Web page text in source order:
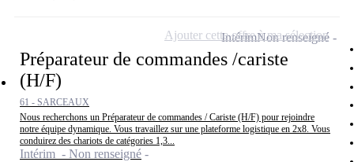
Préparateur de commandes /cariste
(H/F)
61 - SARCEAUX
Nous recherchons un Préparateur de commandes / Cariste (H/F) pour rejoindre
notre équipe dynamique. Vous travaillez sur une plateforme logistique en 2x8. Vous
conduirez des chariots de catégories 1,3...
Intérim - Non renseigné
IntérimNon renseigné
Ajouter cette offre à ma sélection